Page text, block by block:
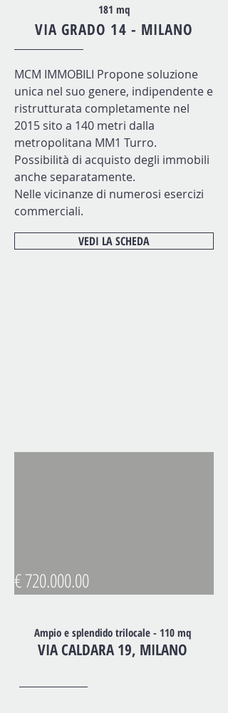
181 mq
VIA GRADO 14 - MILANO
MCM IMMOBILI Propone soluzione
unica nel suo genere, indipendente e
ristrutturata completamente nel
2015 sito a 140 metri dalla
metropolitana MM1 Turro.
Possibilità di acquisto degli immobili
anche separatamente.
Nelle vicinanze di numerosi esercizi
commerciali.
VEDI LA SCHEDA
€720.000.00
Ampio e splendido trilocale - 110 mq
VIA CALDARA 19, MILANO